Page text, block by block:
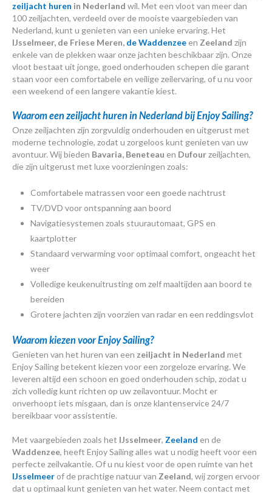
zeiljacht huren in Nederland wil. Met een vloot van meer dan
100 zeiljachten, verdeeld over de mooiste vaargebieden van
Nederland, kunt u genieten van een unieke ervaring. Het
IJsselmeer, de Friese Meren, de Waddenzee en Zeeland zijn
enkele van de plekken waar onze jachten beschikbaar zijn. Onze
vloot bestaat uit jonge, goed onderhouden schepen die garant
staan voor een comfortabele en veilige zeilervaring, of u nu voor
een weekend of een langere vakantie kiest.
Waarom een zeiljacht huren in Nederland bij Enjoy Sailing?
Onze zeiljachten zijn zorgvuldig onderhouden en uitgerust met
moderne technologie, zodat u zorgeloos kunt genieten van uw
avontuur. Wij bieden Bavaria, Beneteau en Dufourzeiljachten,
die zijn uitgerust met luxe voorzieningen zoals:
Comfortabele matrassen voor een goede nachtrust
TV/DVD voor ontspanning aan boord
Navigatiesystemen zoals stuurautomaat, GPS en
kaartplotter
Standaard verwarming voor optimaal comfort, ongeacht het
weer
Volledige keukenuitrusting om zelf maaltijden aan boord te
bereiden
Grotere jachten zijn voorzien van radar en een reddingsvlot
Waarom kiezen voor Enjoy Sailing?
Genieten van het huren van een zeiljacht in Nederland met
Enjoy Sailing betekent kiezen voor een zorgeloze ervaring. We
leveren altijd een schoon en goed onderhouden schip, zodat u
zich volledig kunt richten op uw zeilavontuur. Mocht er
onverhoopt iets misgaan, dan is onze klantenservice 24/7
bereikbaar voor assistentie.
Met vaargebieden zoals het IJsselmeer, Zeeland en de
Waddenzee, heeft Enjoy Sailing alles wat u nodig heeft voor een
perfecte zeilvakantie. Of u nu kiest voor de open ruimte van het
IJsselmeerof de prachtige natuur van Zeeland, wij zorgen ervoor
dat u optimaal kunt genieten van het water. Neem contact met